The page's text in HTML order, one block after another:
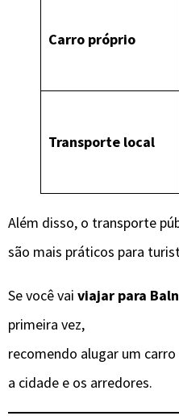
Carro próprio
Transporte local
Além disso, o transporte
são mais práticos para
Se você vai viajar para
primeira vez,
recomendo alugar um
a cidade e os arredores.